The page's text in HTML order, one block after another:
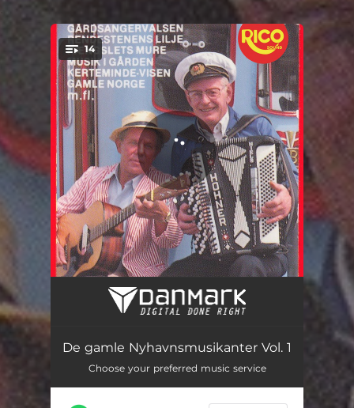
You're all set!
14
Gårdsangervalsen
Blomstrende jasminer 03:04
Fanøvalsen 02:15
De gamle Nyhavnsmusikanter Vol. 1
Choose your preferred music service